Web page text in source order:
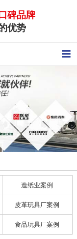
碑品牌
优势
造纸业案例
皮革玩具厂案例
食品玩具厂案例